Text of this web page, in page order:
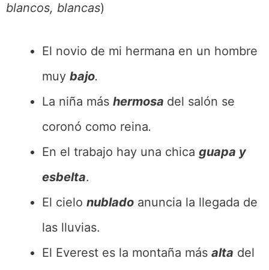
blancos, blancas)
El novio de mi hermana en un hombre
muy bajo.
La niña más hermosa del salón se
coronó como reina.
En el trabajo hay una chica guapa y
esbelta.
El cielo nublado anuncia la llegada de
las lluvias.
El Everest es la montaña más alta del